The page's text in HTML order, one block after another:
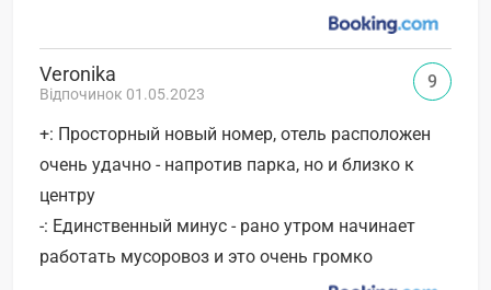
Veronika
Відпочинок 01.05.2023
+: Просторный новый номер, отель расположен
очень удачно - напротив парка, но и близко к
центру
-: Единственный минус - рано утром начинает
работать мусоровоз и это очень громко
9